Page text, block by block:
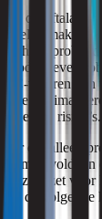
ook ftalaten
te maken.
vloeren zijn
te
risico’s.
om alleen
normen voldoen
Onze inzet voor
de volgende